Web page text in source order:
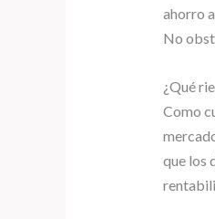
ahorro
No
¿Qué
Como
que los